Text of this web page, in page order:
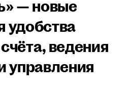
— новые
удобства
ведения
управления